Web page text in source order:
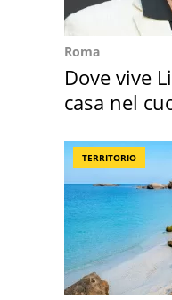
Roma
Dove vive
casa nel
TERRITORIO